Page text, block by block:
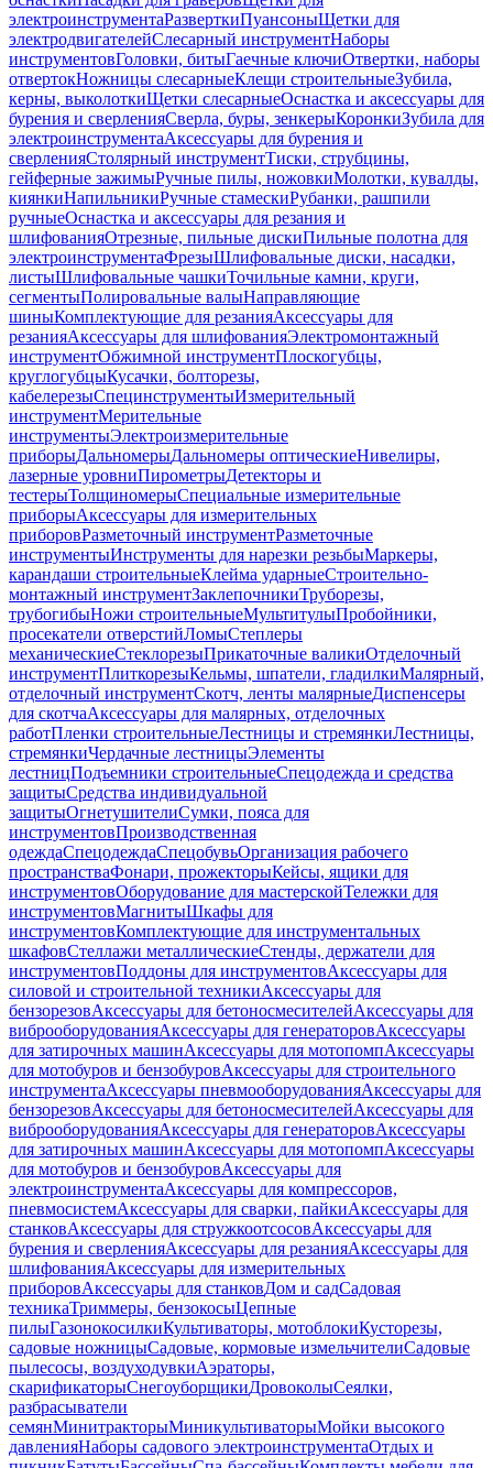
электроинструментаРазверткиПуансоныЩетки для
электродвигателейСлесарный инструментНаборы
инструментовГоловки, битыГаечные ключиОтвертки, наборы
отвертокНожницы слесарныеКлещи строительныеЗубила,
керны, выколоткиЩетки слесарныеОснастка и аксессуары для
бурения и сверленияСверла, буры, зенкерыКоронкиЗубила для
электроинструментаАксессуары для бурения и
сверленияСтолярный инструментТиски, струбцины,
гейферные зажимыРучные пилы, ножовкиМолотки, кувалды,
киянкиНапильникиРучные стамескиРубанки, рашпили
ручныеОснастка и аксессуары для резания и
шлифованияОтрезные, пильные дискиПильные полотна для
электроинструментаФрезыШлифовальные диски, насадки,
листыШлифовальные чашкиТочильные камни, круги,
сегментыПолировальные валыНаправляющие
шиныКомплектующие для резанияАксессуары для
резанияАксессуары для шлифованияЭлектромонтажный
инструментОбжимной инструментПлоскогубцы,
круглогубцыКусачки, болторезы,
кабелерезыСпецинструментыИзмерительный
инструментМерительные
инструментыЭлектроизмерительные
приборыДальномерыДальномеры оптическиеНивелиры,
лазерные уровниПирометрыДетекторы и
тестерыТолщиномерыСпециальные измерительные
приборыАксессуары для измерительных
приборовРазметочный инструментРазметочные
инструментыИнструменты для нарезки резьбыМаркеры,
карандаши строительныеКлейма ударныеСтроительно-
монтажный инструментЗаклепочникиТруборезы,
трубогибыНожи строительныеМультитулыПробойники,
просекатели отверстийЛомыСтеплеры
механическиеСтеклорезыПрикаточные валикиОтделочный
инструментПлиткорезыКельмы, шпатели, гладилкиМалярный,
отделочный инструментСкотч, ленты малярныеДиспенсеры
для скотчаАксессуары для малярных, отделочных
работПленки строительныеЛестницы и стремянкиЛестницы,
стремянкиЧердачные лестницыЭлементы
лестницПодъемники строительныеСпецодежда и средства
защитыСредства индивидуальной
защитыОгнетушителиСумки, пояса для
инструментовПроизводственная
одеждаСпецодеждаСпецобувьОрганизация рабочего
пространстваФонари, прожекторыКейсы, ящики для
инструментовОборудование для мастерскойТележки для
инструментовМагнитыШкафы для
инструментовКомплектующие для инструментальных
шкафовСтеллажи металлическиеСтенды, держатели для
инструментовПоддоны для инструментовАксессуары для
силовой и строительной техникиАксессуары для
бензорезовАксессуары для бетоносмесителейАксессуары для
виброоборудованияАксессуары для генераторовАксессуары
для затирочных машинАксессуары для мотопомпАксессуары
для мотобуров и бензобуровАксессуары для строительного
инструментаАксессуары пневмооборудованияАксессуары для
бензорезовАксессуары для бетоносмесителейАксессуары для
виброоборудованияАксессуары для генераторовАксессуары
для затирочных машинАксессуары для мотопомпАксессуары
для мотобуров и бензобуровАксессуары для
электроинструментаАксессуары для компрессоров,
пневмосистемАксессуары для сварки, пайкиАксессуары для
станковАксессуары для стружкоотсосовАксессуары для
бурения и сверленияАксессуары для резанияАксессуары для
шлифованияАксессуары для измерительных
приборовАксессуары для станковДом и садСадовая
техникаТриммеры, бензокосыЦепные
пилыГазонокосилкиКультиваторы, мотоблокиКусторезы,
садовые ножницыСадовые, кормовые измельчителиСадовые
пылесосы, воздуходувкиАэраторы,
скарификаторыСнегоуборщикиДровоколыСеялки,
разбрасыватели
семянМинитракторыМиникультиваторыМойки высокого
давленияНаборы садового электроинструментаОтдых и